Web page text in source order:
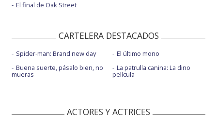
El final de Oak Street
CARTELERA DESTACADOS
Spider-man: Brand new day
Buena suerte, pásalo bien, no
mueras
El último mono
La patrulla canina: La dino
película
ACTORES Y ACTRICES